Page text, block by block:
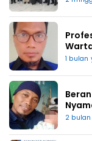
1 bulan
2